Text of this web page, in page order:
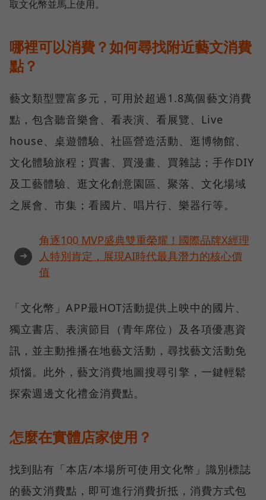
取文化幣並馬上使用。
哪裡可以消費？如何尋找附近藝文消費
點？
藝文類型豐富多元，可用於超過1.8萬個藝文消費
點，包含聽音樂會、看表演、看展覽、Live
house、桌遊體驗、社區營造活動、逛博物館、
文化體驗旅程；買書、買漫畫、買雜誌；手作DIY
及工藝體驗、逛文化創意園區、聚落、文化場域
之展會、市集；看國片、唱片行、樂器行等。
➜
角逐100 MVP盛典雙重榮耀！國際品牌X經理
人特別肯定，展現AI時代最具潛力的核心價
值
「文化幣」APP最HOT活動提供上映中的國片、
獨立書店、表演節目（青年席位）及各項優惠資
訊，並主動推播在地藝文活動，尋找藝文活動免
煩惱。此外，藝文消費地圖搜尋引擎，一鍵輕鬆
探索週邊文化禮金消費點。
怎麼在實體店家使用？
找到貼有「本店/本場所可使用文化幣」識別標誌
的藝文消費點，即可進行消費折抵，消費方式包